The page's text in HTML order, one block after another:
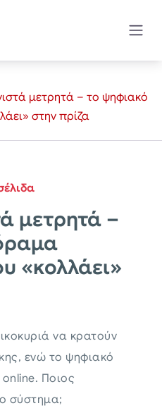
μετρητά – το ψηφιακό
στην πρίζα
μετρητά –
«κολλάει»
να κρατούν
ενώ το ψηφιακό
Ποιος
σύστημα;